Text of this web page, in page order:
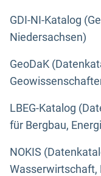
GDI-NI-Katalog
Niedersachsen)
GeoDaK
LBEG-Katalog
für Bergbau,
NOKIS
Wasserwirtschaft,